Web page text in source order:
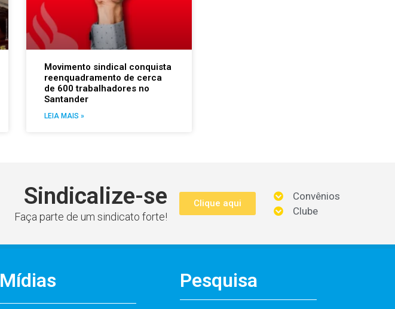
Movimento sindical conquista
reenquadramento de cerca
de 600 trabalhadores no
Santander
LEIA MAIS »
Sindicalize-se
Faça parte de um sindicato forte!
Clique aqui
Convênios
Clube
Mídias Pesquisa